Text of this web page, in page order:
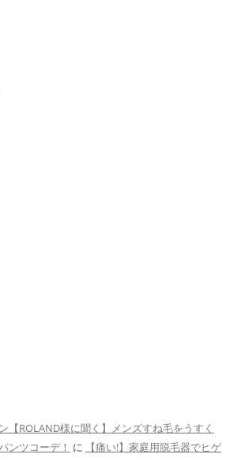
【ROLAND様に聞く】メンズすね毛をうすく
ンツコーデ！ に
【痛い!】家庭用脱毛器でヒゲ